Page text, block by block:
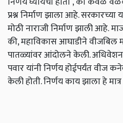
प्रश्न निर्माण झाला आहे.
मोठी नाराजी निर्माण झाली आहे.
की,महाविकास आघाडीने वीजबिल
पातळ्यांवर आंदोलने केली.
पवार यांनी निर्णय होईपर्यंत वीज
केली होती. निर्णय काय झाला हे